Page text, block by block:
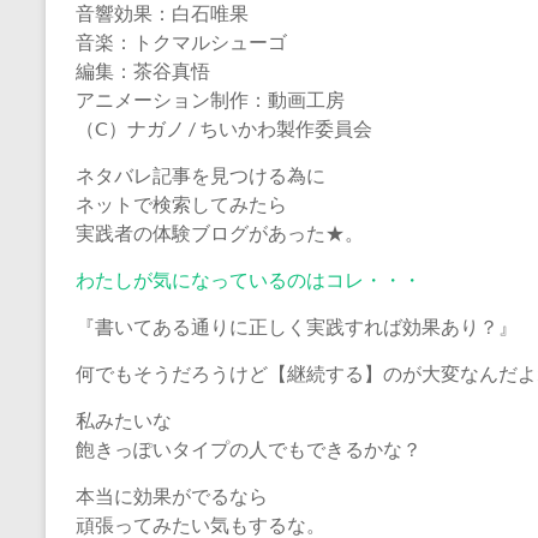
音響効果：白石唯果
音楽：トクマルシューゴ
編集：茶谷真悟
アニメーション制作：動画工房
（C）ナガノ / ちいかわ製作委員会
ネタバレ記事を見つける為に
ネットで検索してみたら
実践者の体験ブログがあった★。
わたしが気になっているのはコレ・・・
『書いてある通りに正しく実践すれば効果あり？』
何でもそうだろうけど【継続する】のが大変なんだ
私みたいな
飽きっぽいタイプの人でもできるかな？
本当に効果がでるなら
頑張ってみたい気もするな。